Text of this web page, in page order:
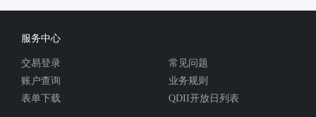
服务中心
交易登录
账户查询
表单下载
常见问题
业务规则
QDII开放日列表